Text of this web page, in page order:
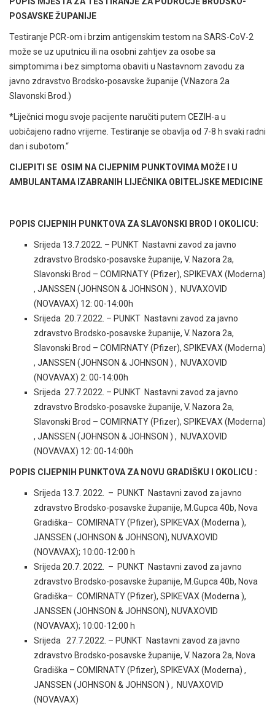
POSAVSKE ŽUPANIJE
Testiranje PCR-om i brzim antigenskim testom na SARS-CoV-2
može se uz uputnicu ili na osobni zahtjev za osobe sa
simptomima i bez simptoma obaviti u Nastavnom zavodu za
javno zdravstvo Brodsko-posavske županije (V.Nazora 2a
Slavonski Brod.)
*Liječnici mogu svoje pacijente naručiti putem CEZIH-a u
uobičajeno radno vrijeme. Testiranje se obavlja od 7-8 h svaki radni
dan i subotom.“
CIJEPITI SE OSIM NA CIJEPNIM PUNKTOVIMA MOŽE I U
AMBULANTAMA IZABRANIH LIJEČNIKA OBITELJSKE MEDICINE
POPIS CIJEPNIH PUNKTOVA ZA SLAVONSKI BROD I OKOLICU:
Srijeda 13.7.2022. – PUNKT Nastavni zavod za javno
zdravstvo Brodsko-posavske županije, V. Nazora 2a,
Slavonski Brod – COMIRNATY (Pfizer), SPIKEVAX (Moderna)
, JANSSEN (JOHNSON & JOHNSON ) , NUVAXOVID
(NOVAVAX) 12: 00-14:00h
Srijeda 20.7.2022. – PUNKT Nastavni zavod za javno
zdravstvo Brodsko-posavske županije, V. Nazora 2a,
Slavonski Brod – COMIRNATY (Pfizer), SPIKEVAX (Moderna)
, JANSSEN (JOHNSON & JOHNSON ) , NUVAXOVID
(NOVAVAX) 2: 00-14:00h
Srijeda 27.7.2022. – PUNKT Nastavni zavod za javno
zdravstvo Brodsko-posavske županije, V. Nazora 2a,
Slavonski Brod – COMIRNATY (Pfizer), SPIKEVAX (Moderna)
, JANSSEN (JOHNSON & JOHNSON ) , NUVAXOVID
(NOVAVAX) 12: 00-14:00h
POPIS CIJEPNIH PUNKTOVA ZA NOVU GRADIŠKU I OKOLICU :
Srijeda 13.7. 2022. – PUNKT Nastavni zavod za javno
zdravstvo Brodsko-posavske županije, M.Gupca 40b, Nova
Gradiška– COMIRNATY (Pfizer), SPIKEVAX (Moderna ),
JANSSEN (JOHNSON & JOHNSON), NUVAXOVID
(NOVAVAX); 10:00-12:00 h
Srijeda 20.7. 2022. – PUNKT Nastavni zavod za javno
zdravstvo Brodsko-posavske županije, M.Gupca 40b, Nova
Gradiška– COMIRNATY (Pfizer), SPIKEVAX (Moderna ),
JANSSEN (JOHNSON & JOHNSON), NUVAXOVID
(NOVAVAX); 10:00-12:00 h
Srijeda 27.7.2022. – PUNKT Nastavni zavod za javno
zdravstvo Brodsko-posavske županije, V. Nazora 2a, Nova
Gradiška – COMIRNATY (Pfizer), SPIKEVAX (Moderna) ,
JANSSEN (JOHNSON & JOHNSON ) , NUVAXOVID
(NOVAVAX)